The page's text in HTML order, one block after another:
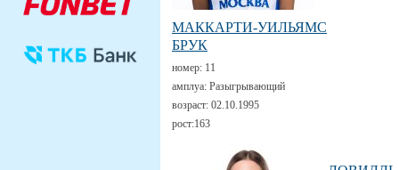
МАККАРТИ-УИЛЬЯМС
БРУК
номер: 11
амплуа: Разыгрывающий
возраст: 02.10.1995
рост:163